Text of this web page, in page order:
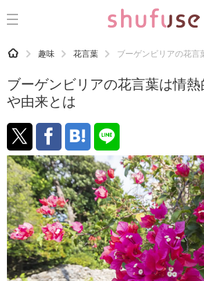
CATEGORY 記事カテゴリ
運気
洗濯
生活の知恵
お金
掃除
マナー
趣味
食材辞典
HOME 趣味 花言葉 ブーゲンビリアの花言
ブーゲンビリアの花言葉は情
や由来とは